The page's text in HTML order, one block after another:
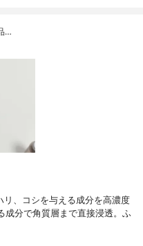
…
、コシを与える成分を高濃度
成分で角質層まで直接浸透。ふ